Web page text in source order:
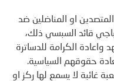
او المناضلين ضد
قائد السبسي ذلك،
واعادة الكرامة للدساترة
حقوقهم السياسية.
غائبة لا يسمع لها ركز او